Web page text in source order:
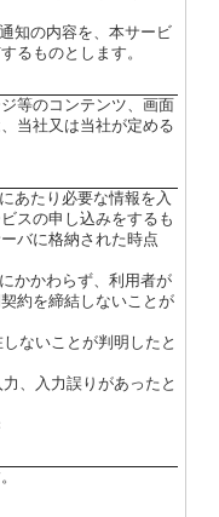
知の内容を、本サービ
るものとします。
等のコンテンツ、画面
当社又は当社が定める
あたり必要な情報を入
スの申し込みをするも
バに格納された時点
かかわらず、利用者が
約を締結しないことが
ないことが判明したと
、入力誤りがあったと